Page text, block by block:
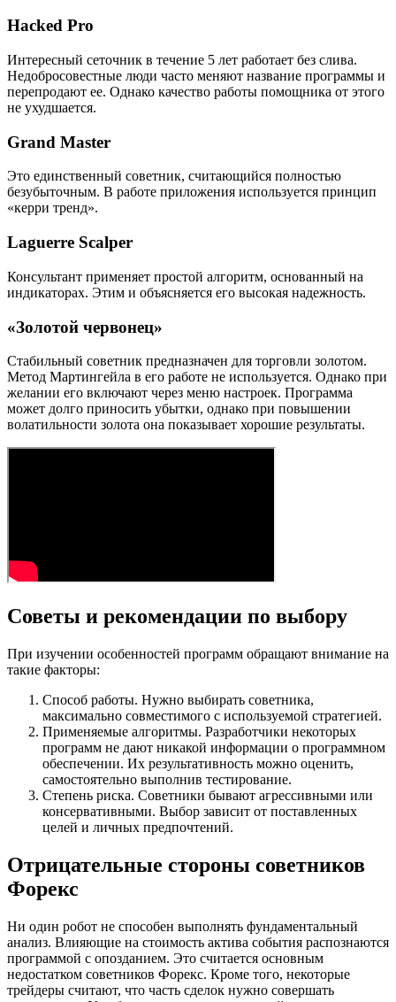
Hacked Pro
Интересный сеточник в течение 5 лет работает без слива.
Недобросовестные люди часто меняют название программы и
перепродают ее. Однако качество работы помощника от этого
не ухудшается.
Grand Master
Это единственный советник, считающийся полностью
безубыточным. В работе приложения используется принцип
«керри тренд».
Laguerre Scalper
Консультант применяет простой алгоритм, основанный на
индикаторах. Этим и объясняется его высокая надежность.
«Золотой червонец»
Стабильный советник предназначен для торговли золотом.
Метод Мартингейла в его работе не используется. Однако при
желании его включают через меню настроек. Программа
может долго приносить убытки, однако при повышении
волатильности золота она показывает хорошие результаты.
Советы и рекомендации по выбору
При изучении особенностей программ обращают внимание на
такие факторы:
Способ работы. Нужно выбирать советника,
максимально совместимого с используемой стратегией.
Применяемые алгоритмы. Разработчики некоторых
программ не дают никакой информации о программном
обеспечении. Их результативность можно оценить,
самостоятельно выполнив тестирование.
Степень риска. Советники бывают агрессивными или
консервативными. Выбор зависит от поставленных
целей и личных предпочтений.
Отрицательные стороны советников
Форекс
Ни один робот не способен выполнять фундаментальный
анализ. Влияющие на стоимость актива события распознаются
программой с опозданием. Это считается основным
недостатком советников Форекс. Кроме того, некоторые
трейдеры считают, что часть сделок нужно совершать